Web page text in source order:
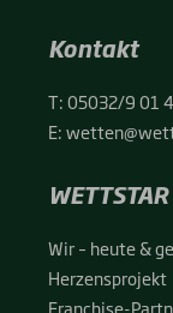
Kontakt
T:05032/9 01
E:
WETTSTAR
Wir – heu­te &
Her­zens­pro­jekt
Fran­chise-